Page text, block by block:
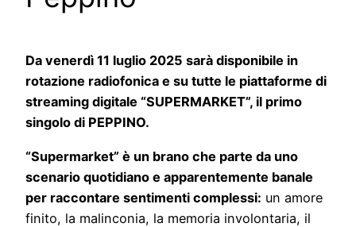
Da venerdì 11 luglio 2025 sarà disponibile in
rotazione radiofonica e su tutte le piattaforme di
streaming digitale “SUPERMARKET”, il primo
singolo di PEPPINO.
“Supermarket” è un brano che parte da uno
scenario quotidiano e apparentemente banale
per raccontare sentimenti complessi: un amore
finito, la malinconia, la memoria involontaria, il